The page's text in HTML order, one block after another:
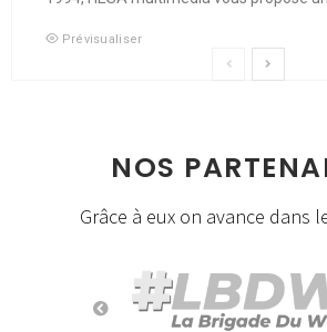
Prévisualiser
NOS
Grâce à eux on avance dans